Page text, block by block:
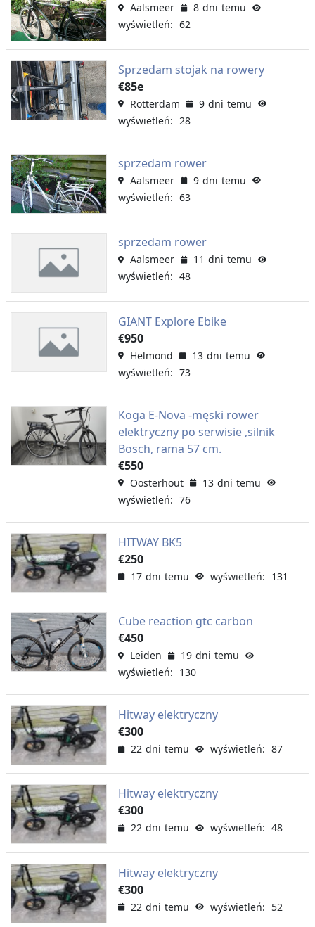
Aalsmeer
8 dni temu
wyświetleń: 62
Sprzedam stojak na rowery
€85e
Rotterdam
9 dni temu
wyświetleń: 28
sprzedam rower
Aalsmeer
9 dni temu
wyświetleń: 63
sprzedam rower
Aalsmeer
11 dni temu
wyświetleń: 48
GIANT Explore Ebike
€950
Helmond
13 dni temu
wyświetleń: 73
Koga E-Nova -męski rower
elektryczny po serwisie ,silnik
Bosch, rama 57 cm.
€550
Oosterhout
13 dni temu
wyświetleń: 76
HITWAY BK5
€250
17 dni temu wyświetleń: 131
Cube reaction gtc carbon
€450
Leiden
19 dni temu
wyświetleń: 130
Hitway elektryczny
€300
22 dni temu wyświetleń: 87
Hitway elektryczny
€300
22 dni temu wyświetleń: 48
Hitway elektryczny
€300
22 dni temu wyświetleń: 52